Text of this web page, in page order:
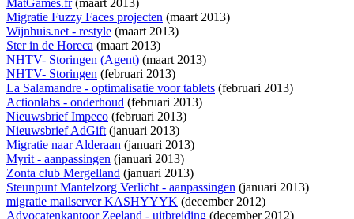
MatGames.fr(maart 2013)
Migratie Fuzzy Faces projecten (maart 2013)
Wijnhuis.net - restyle (maart 2013)
Ster in de Horeca (maart 2013)
NHTV- Storingen (Agent) (maart 2013)
NHTV- Storingen (februari 2013)
La Salamandre - optimalisatie voor tablets (februari 2013)
Actionlabs - onderhoud (februari 2013)
Nieuwsbrief Impeco (februari 2013)
Nieuwsbrief AdGift(januari 2013)
Migratie naar Alderaan (januari 2013)
Myrit - aanpassingen (januari 2013)
Zonta club Mergelland (januari 2013)
Steunpunt Mantelzorg Verlicht - aanpassingen (januari 2013)
migratie mailserver KASHYYYK (december 2012)
Advocatenkantoor Zeeland - uitbreiding (december 2012)